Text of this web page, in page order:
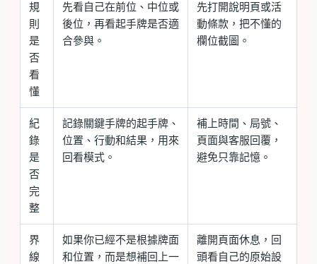
規
則
是
否
看
懂
先看自己在前位、中位或
後位，再看起手牌是否適
合參與。
先打開說明頁或活
動條款，把不懂的
欄位截圖。
紀
錄
是
否
完
整
記錄關鍵手牌的起手牌、
位置、行動和結果，用來
回看模式。
補上時間、局號、
頁面與客服回覆，
避免只靠記憶。
界
線
如果你已經不是根據牌面
和位置，而是想補回上一
離開頁面休息，回
頭看自己的原始設